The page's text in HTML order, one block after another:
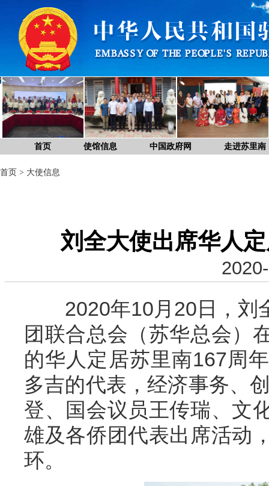
首页 使馆信息 中国政府网 走进苏里南
首页 > 大使信息
刘全大使出席华人
2020年10月20日，刘
团联合总会（苏华总会）
的华人定居苏里南167周
多吉的代表，经济事务、
登、国会议员王传瑞、文
雄及各侨团代表出席活动
环。